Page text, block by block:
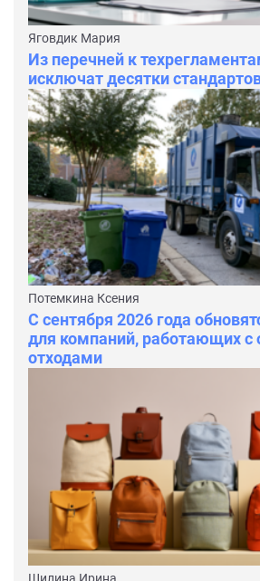
Яговдик Мария
Из перечней к
исключат десятки
Потемкина Ксения
С сентября 2026 года
для компаний, работающих
отходами
Шилина Ирина